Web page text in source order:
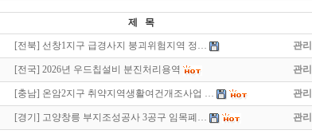
제 목
[전북] 선창1지구 급경사지 붕괴위험지역 정… 관
[전국] 2026년 우드칩설비 분진처리용역 관
[충남] 온암2지구 취약지역생활여건개조사업 … 관
[경기] 고양창릉 부지조성공사 3공구 임목폐… 관